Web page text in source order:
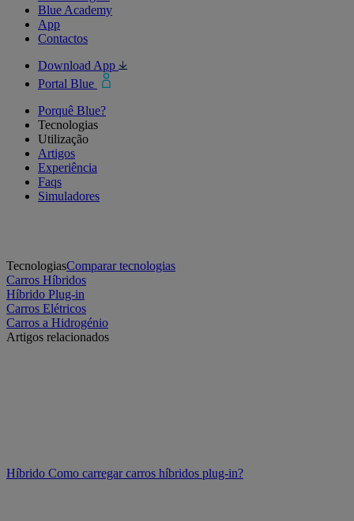
Blue Academy
App
Contactos
Download App
Portal Blue
Porquê Blue?
Tecnologias
Utilização
Artigos
Experiência
Faqs
Simuladores
TecnologiasComparar tecnologias
Carros Híbridos
Híbrido Plug-in
Carros Elétricos
Carros a Hidrogénio
Artigos relacionados
Híbrido Como carregar carros híbridos plug-in?